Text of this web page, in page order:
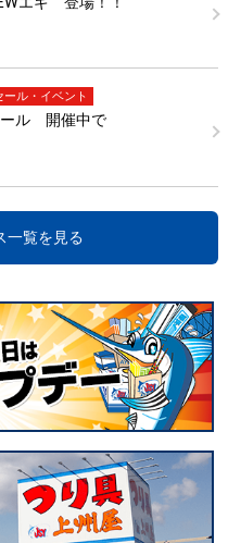
ール・イベント
ール 開催中で
一覧を見る